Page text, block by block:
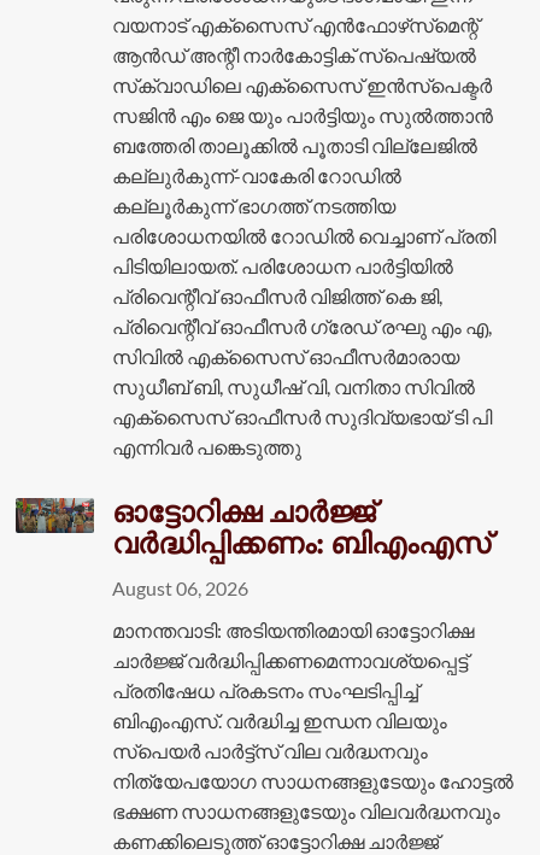
വയനാട് എക്‌സൈസ് എൻഫോഴ്‌സ്‌മെന്റ്
ആൻഡ് അന്റീ നാർകോട്ടിക് സ്പെഷ്യൽ
സ്‌ക്വാഡിലെ എക്സൈസ് ഇൻസ്പെക്ടർ
സജിൻ എം ജെ യും പാർട്ടിയും സുൽത്താൻ
ബത്തേരി താലൂക്കിൽ പൂതാടി വില്ലേജിൽ
കല്ലുർകുന്ന്-വാകേരി റോഡിൽ
കല്ലൂർകുന്ന് ഭാഗത്ത്‌ നടത്തിയ
പരിശോധനയിൽ റോഡിൽ വെച്ചാണ് പ്രതി
പിടിയിലായത്. പരിശോധന പാർട്ടിയിൽ
പ്രിവെന്റീവ് ഓഫീസർ വിജിത്ത് കെ ജി,
പ്രിവെന്റീവ് ഓഫീസർ ഗ്രേഡ് രഘു എം എ,
സിവിൽ എക്‌സൈസ് ഓഫീസർമാരായ
സുധീബ് ബി, സുധീഷ് വി, വനിതാ സിവിൽ
എക്‌സൈസ് ഓഫീസർ സുദിവ്യഭായ് ടി പി
എന്നിവർ പങ്കെടുത്തു
ഓട്ടോറിക്ഷ ചാർജ്ജ്
വർദ്ധിപ്പിക്കണം: ബിഎംഎസ്
August 06, 2026
മാനന്തവാടി: അടിയന്തിരമായി ഓട്ടോറിക്ഷ
ചാർജ്ജ് വർദ്ധിപ്പിക്കണമെന്നാവശ്യപ്പെട്ട്
പ്രതിഷേധ പ്രകടനം സംഘടിപ്പിച്ച്
ബിഎംഎസ്. വർദ്ധിച്ച ഇന്ധന വിലയും
സ്പെയർ പാർട്ട്സ് വില വർദ്ധനവും
നിത്യേപയോഗ സാധനങ്ങളുടേയും ഹോട്ടൽ
ഭക്ഷണ സാധനങ്ങളുടേയും വിലവർദ്ധനവും
കണക്കിലെടുത്ത് ഓട്ടോറിക്ഷ ചാർജ്ജ്